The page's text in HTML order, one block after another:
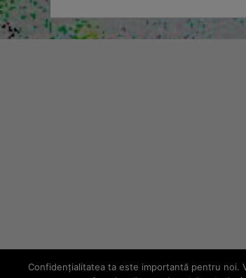
Confidenţialitatea ta este importantă pentru noi.